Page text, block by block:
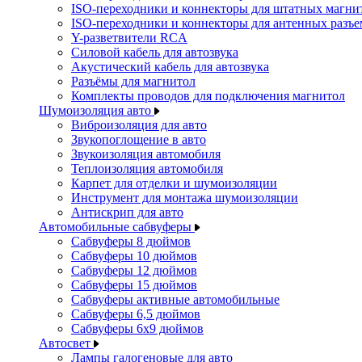
ISO-переходники и коннекторы для штатных
ISO-переходники и коннекторы для антенных
Y-разветвители RCA
Силовой кабель для автозвука
Акустический кабель для автозвука
Разъёмы для магнитол
Комплекты проводов для подключения магнитол
Шумоизоляция авто
Виброизоляция для авто
Звукопоглощение в авто
Звукоизоляция автомобиля
Теплоизоляция автомобиля
Карпет для отделки и шумоизоляции
Инструмент для монтажа шумоизоляции
Антискрип для авто
Автомобильные сабвуферы
Сабвуферы 8 дюймов
Сабвуферы 10 дюймов
Сабвуферы 12 дюймов
Сабвуферы 15 дюймов
Сабвуферы активные автомобильные
Сабвуферы 6,5 дюймов
Сабвуферы 6x9 дюймов
Автосвет
Лампы галогеновые для авто